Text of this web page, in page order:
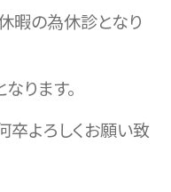
暇の為休診となり
ります。
卒よろしくお願い致